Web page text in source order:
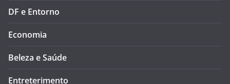
DF e Entorno
Economia
Beleza e Saúde
Entreterimento